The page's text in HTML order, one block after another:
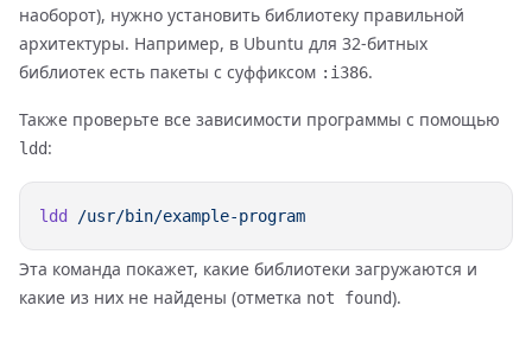
наоборот), нужно установить библиотеку правильной
архитектуры. Например, в Ubuntu для 32-битных
библиотек есть пакеты с суффиксом :i386.
Также проверьте все зависимости программы с помощью
ldd:
ldd
Эта команда покажет, какие библиотеки загружаются и
какие из них не найдены (отметка not found).